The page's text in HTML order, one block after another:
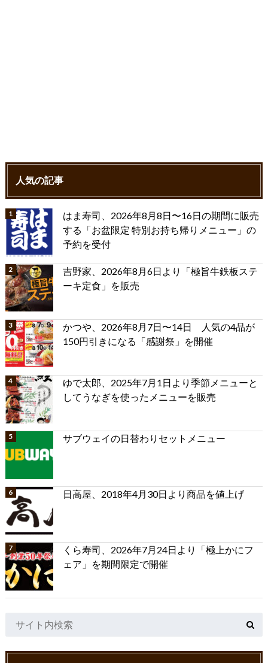
人気の記事
はま寿司、2026年8月8日〜16日の期間に販売
する「お盆限定 特別お持ち帰りメニュー」の
予約を受付
吉野家、2026年8月6日より「極旨牛鉄板ステ
ーキ定食」を販売
かつや、2026年8月7日〜14日 人気の4品が
150円引きになる「感謝祭」を開催
ゆで太郎、2025年7月1日より季節メニューと
してうなぎを使ったメニューを販売
サブウェイの日替わりセットメニュー
日高屋、2018年4月30日より商品を値上げ
くら寿司、2026年7月24日より「極上かにフ
ェア」を期間限定で開催